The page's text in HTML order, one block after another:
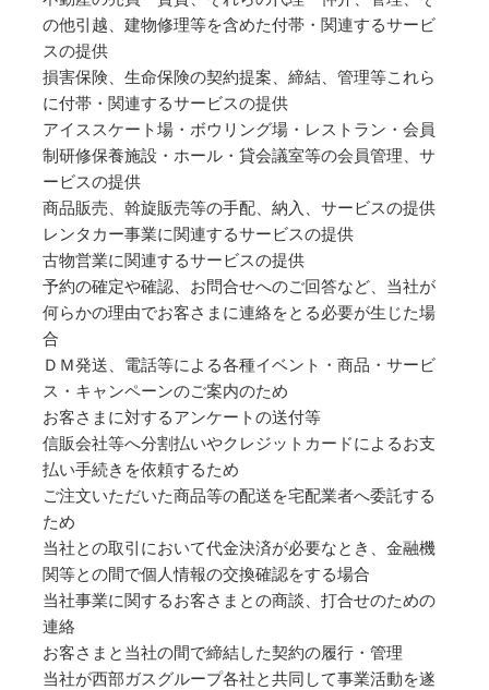
の他引越、建物修理等を含めた付帯・関連するサービ
スの提供
損害保険、生命保険の契約提案、締結、管理等これら
に付帯・関連するサービスの提供
アイススケート場・ボウリング場・レストラン・会員
制研修保養施設・ホール・貸会議室等の会員管理、サ
ービスの提供
商品販売、斡旋販売等の手配、納入、サービスの提供
レンタカー事業に関連するサービスの提供
古物営業に関連するサービスの提供
予約の確定や確認、お問合せへのご回答など、当社が
何らかの理由でお客さまに連絡をとる必要が生じた場
合
ＤＭ発送、電話等による各種イベント・商品・サービ
ス・キャンペーンのご案内のため
お客さまに対するアンケートの送付等
信販会社等へ分割払いやクレジットカードによるお支
払い手続きを依頼するため
ご注文いただいた商品等の配送を宅配業者へ委託する
ため
当社との取引において代金決済が必要なとき、金融機
関等との間で個人情報の交換確認をする場合
当社事業に関するお客さまとの商談、打合せのための
連絡
お客さまと当社の間で締結した契約の履行・管理
当社が西部ガスグループ各社と共同して事業活動を遂